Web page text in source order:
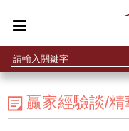
贏家經驗談/精